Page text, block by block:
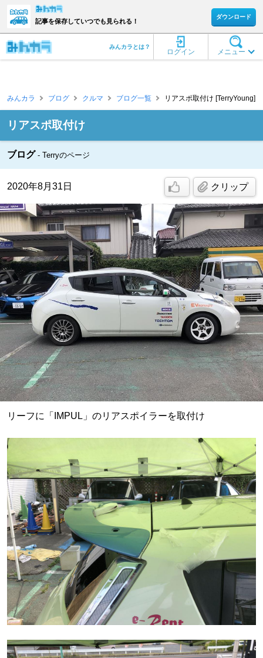
記事を保存していつでも見られる！
ダウンロード
メニュー
ログイン
みんカラとは？
みんカラ ブログ クルマ ブログ一覧 リアスポ取付け [TerryYoung]
リアスポ取付け
ブログ Terryのページ
2020年8月31日 クリップ
リーフに「IMPUL」のリアスポイラーを取付け